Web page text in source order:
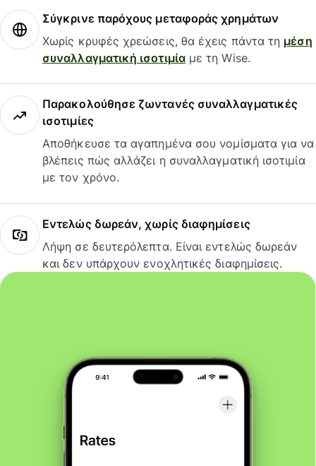
Σύγκρινε παρόχους μεταφοράς χρημάτων
Χωρίς κρυφές χρεώσεις, θα έχεις πάντα τη μέση
συναλλαγματική ισοτιμίαμε τη Wise.
Παρακολούθησε ζωντανές συναλλαγματικές
ισοτιμίες
Αποθήκευσε τα αγαπημένα σου νομίσματα για να
βλέπεις πώς αλλάζει η συναλλαγματική ισοτιμία
με τον χρόνο.
Εντελώς δωρεάν, χωρίς διαφημίσεις
Λήψη σε δευτερόλεπτα. Είναι εντελώς δωρεάν
και δεν υπάρχουν ενοχλητικές διαφημίσεις.